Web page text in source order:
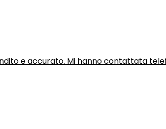
e accurato. Mi hanno contattata